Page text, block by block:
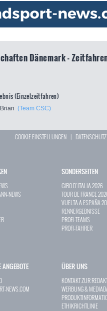
Dänemark -
(Einzelzeitfahren)
(Team CSC)
COOKIE EINSTELLUNGEN | DATENSCHUTZ
NEWS
SONDERSEITEN
GIRO D`ITALIA 2026
TOUR DE FRANCE
VUELTA A ESPAÑA
RENNERGEBNISSE
PROFI-TEAMS
PROFI-FAHRER
ANGEBOTE
NEWS.COM
ÜBER UNS
KONTAKT ZUR
WERBUNG &
ETHIKRICHTLINIE